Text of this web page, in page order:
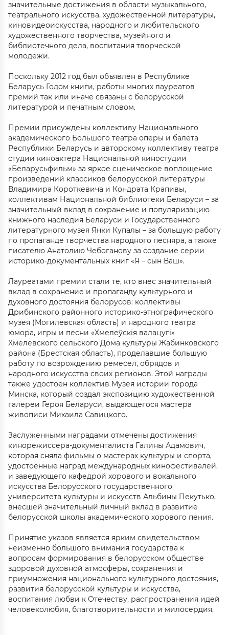
значительные достижения в области музыкального,
театрального искусства, художественной литературы,
киновидеоискусства, народного и любительского
художественного творчества, музейного и
библиотечного дела, воспитания творческой
молодежи.
Поскольку 2012 год был объявлен в Республике
Беларусь Годом книги, работы многих лауреатов
премий так или иначе связаны с белорусской
литературой и печатным словом.
Премии присуждены коллективу Национального
академического Большого театра оперы и балета
Республики Беларусь и авторскому коллективу театра
студии киноактера Национальной киностудии
«Беларусьфильм» за яркое сценическое воплощение
произведений классиков белорусской литературы
Владимира Короткевича и Кондрата Крапивы,
коллективам Национальной библиотеки Беларуси – за
значительный вклад в сохранение и популяризацию
книжного наследия Беларуси и Государственного
литературного музея Янки Купалы – за большую работу
по пропаганде творчества народного песняра, а также
писателю Анатолию Чебоганову за создание серии
историко-документальных книг «Я – сын Ваш».
Лауреатами премии стали те, кто внес значительный
вклад в сохранение и пропаганду культурного и
духовного достояния белорусов: коллективы
Дрибинского районного историко-этнографического
музея (Могилевская область) и народного театра
юмора, игры и песни «Хмелеўскія валацугі»
Хмелевского сельского Дома культуры Жабинковского
района (Брестская область), проделавшие большую
работу по возрождению ремесел, обрядов и
народного искусства своих регионов. Этой награды
также удостоен коллектив Музея истории города
Минска, который создал экспозицию художественной
галереи Героя Беларуси, выдающегося мастера
живописи Михаила Савицкого.
Заслуженными наградами отмечены достижения
кинорежиссера-документалиста Галины Адамович,
которая сняла фильмы о мастерах культуры и спорта,
удостоенные наград международных кинофестивалей,
и заведующего кафедрой хорового и вокального
искусства Белорусского государственного
университета культуры и искусств Альбины Пекутько,
внесшей значительный личный вклад в развитие
белорусской школы академического хорового пения.
Принятие указов является ярким свидетельством
неизменно большого внимания государства к
вопросам формирования в белорусском обществе
здоровой духовной атмосферы, сохранения и
приумножения национального культурного достояния,
развития белорусской культуры и искусства,
воспитания любви к Отечеству, распространения идей
человеколюбия, благотворительности и милосердия.